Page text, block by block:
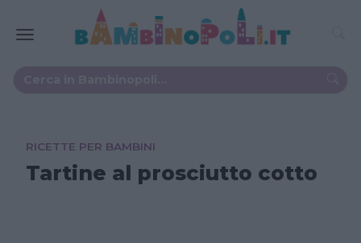
RICETTE PER BAMBINI
Tartine al prosciutto cotto